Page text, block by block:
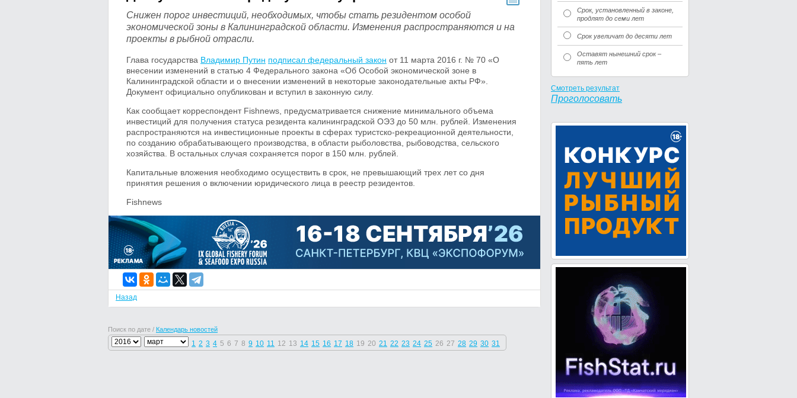
Снижен порог инвестиций, необходимых, чтобы стать резидентом особой
экономической зоны в Калининградской области. Изменения распространяются и на
проекты в рыбной отрасли.
Глава государства Владимир Путин подписал федеральный закон от 11 марта 2016 г. № 70 «О
внесении изменений в статью 4 Федерального закона «Об Особой экономической зоне в
Калининградской области и о внесении изменений в некоторые законодательные акты РФ».
Документ официально опубликован и вступил в законную силу.
Как сообщает корреспондент Fishnews, предусматривается снижение минимального объема
инвестиций для получения статуса резидента калининградской ОЭЗ до 50 млн. рублей. Изменения
распространяются на инвестиционные проекты в сферах туристско-рекреационной деятельности,
по созданию обрабатывающего производства, в области рыболовства, рыбоводства, сельского
хозяйства. В остальных случая сохраняется порог в 150 млн. рублей.
Капитальные вложения необходимо осуществить в срок, не превышающий трех лет со дня
принятия решения о включении юридического лица в реестр резидентов.
Fishnews
Назад
Поиск по дате / Календарь новостей
1 2 3 4 5 6 7 8 9 10 11 12 13 14 15 16 17 18 19 20 21 22 23 24 25 26 27 28 29 30 31
Срок, установленный в законе,
продлят до семи лет
Срок увеличат до десяти лет
Оставят нынешний срок –
пять лет
Смотреть результат
Проголосовать